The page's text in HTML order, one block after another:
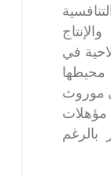
في
محيطها
موروث
بالرغم